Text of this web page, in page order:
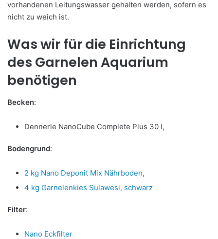
vorhandenen Leitungswasser gehalten werden, sofern es
nicht zu weich ist.
Was wir für die Einrichtung
des Garnelen Aquarium
benötigen
Becken:
Dennerle NanoCube Complete Plus 30 l,
Bodengrund:
2 kg Nano Deponit Mix Nährboden,
4 kg Garnelenkies Sulawesi, schwarz
Filter:
Nano Eckfilter